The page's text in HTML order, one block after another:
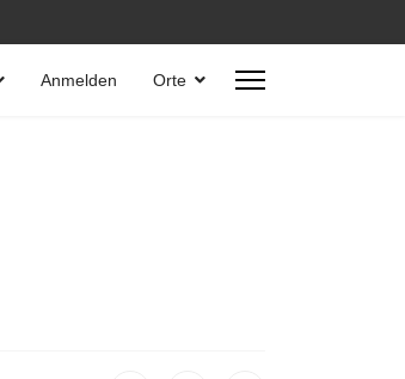
Anmelden Orte